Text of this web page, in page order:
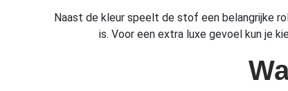
Naast de kleur speelt de stof een belangrijke
is. Voor een extra luxe gevoel kun je